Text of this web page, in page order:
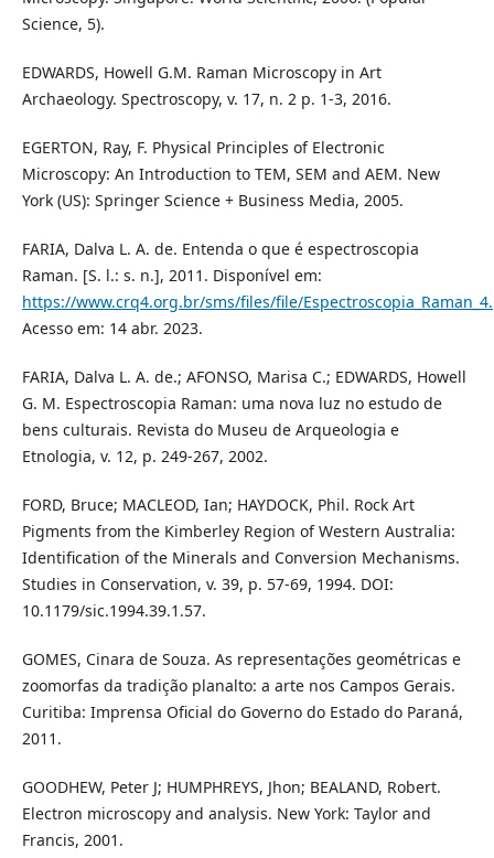
Science, 5).
EDWARDS, Howell G.M. Raman Microscopy in Art
Archaeology. Spectroscopy, v. 17, n. 2 p. 1-3, 2016.
EGERTON, Ray, F. Physical Principles of Electronic
Microscopy: An Introduction to TEM, SEM and AEM. New
York (US): Springer Science + Business Media, 2005.
FARIA, Dalva L. A. de. Entenda o que é espectroscopia
Raman. [S. l.: s. n.], 2011. Disponível em:
https://www.crq4.org.br/sms/files/file/
Acesso em: 14 abr. 2023.
FARIA, Dalva L. A. de.; AFONSO, Marisa C.; EDWARDS, Howell
G. M. Espectroscopia Raman: uma nova luz no estudo de
bens culturais. Revista do Museu de Arqueologia e
Etnologia, v. 12, p. 249-267, 2002.
FORD, Bruce; MACLEOD, Ian; HAYDOCK, Phil. Rock Art
Pigments from the Kimberley Region of Western Australia:
Identification of the Minerals and Conversion Mechanisms.
Studies in Conservation, v. 39, p. 57-69, 1994. DOI:
10.1179/sic.1994.39.1.57.
GOMES, Cinara de Souza. As representações geométricas e
zoomorfas da tradição planalto: a arte nos Campos Gerais.
Curitiba: Imprensa Oficial do Governo do Estado do Paraná,
2011.
GOODHEW, Peter J; HUMPHREYS, Jhon; BEALAND, Robert.
Electron microscopy and analysis. New York: Taylor and
Francis, 2001.